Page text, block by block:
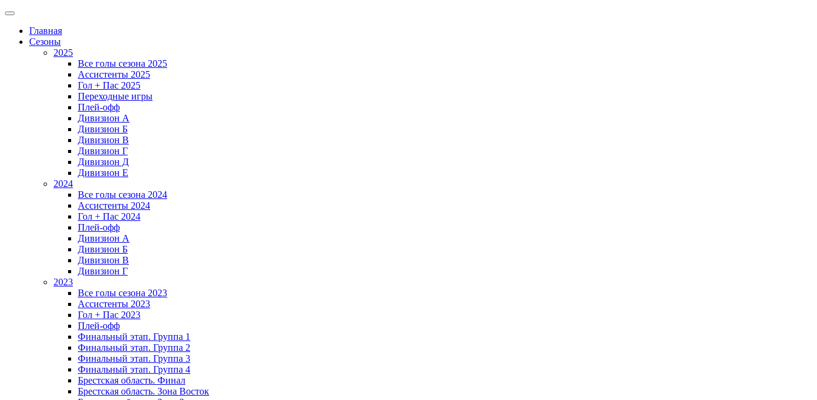
Главная
Сезоны
2025
Все голы сезона 2025
Ассистенты 2025
Гол + Пас 2025
Переходные игры
Плей-офф
Дивизион A
Дивизион Б
Дивизион В
Дивизион Г
Дивизион Д
Дивизион Е
2024
Все голы сезона 2024
Ассистенты 2024
Гол + Пас 2024
Плей-офф
Дивизион A
Дивизион Б
Дивизион В
Дивизион Г
2023
Все голы сезона 2023
Ассистенты 2023
Гол + Пас 2023
Плей-офф
Финальный этап. Группа 1
Финальный этап. Группа 2
Финальный этап. Группа 3
Финальный этап. Группа 4
Брестская область. Финал
Брестская область. Зона Восток